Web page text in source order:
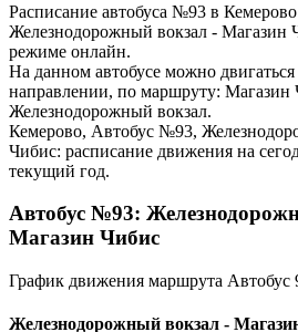
Расписание автобуса №93 в
Железнодорожный вокзал - Магазин
режиме онлайн.
На данном автобусе можно
направлении, по маршруту: Магазин
Железнодорожный вокзал.
Кемерово, Автобус №93,
Чибис: расписание движения на
текущий год.
Автобус №93:
Магазин Чибис
График движения маршрута Автобус
Железнодорожный вокзал -